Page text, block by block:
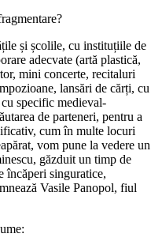
și școlile, cu instituțiile de
adecvate (artă plastică,
mini concerte, recitaluri
lansări de cărți, cu
specific medieval-
de parteneri, pentru a
cum în multe locuri
vom pune la vedere un
găzduit un timp de
încăperi singuratice,
Vasile Panopol, fiul